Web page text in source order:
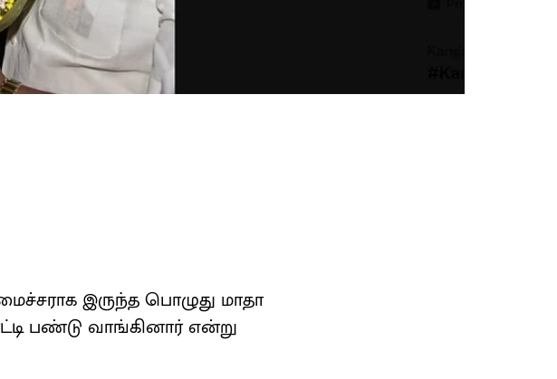
இருந்த பொழுது மாதா
பண்டு வாங்கினார் என்று